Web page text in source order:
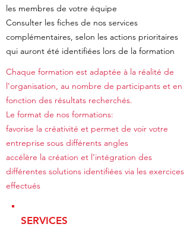
les membres de votre équipe
Consulter les fiches de nos services
complémentaires, selon les actions prioritaires
qui auront été identifiées lors de la formation
Chaque formation est adaptée à la réalité de
l'organisation, au nombre de participants et en
fonction des résultats recherchés.
Le format de nos formations:
favorise la créativité et permet de voir votre
entreprise sous différents angles
accélère la création et l’intégration des
différentes solutions identifiées via les exercices
effectués
SERVICES